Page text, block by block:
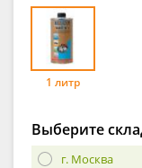
1 литр
Выберите
г. Москва